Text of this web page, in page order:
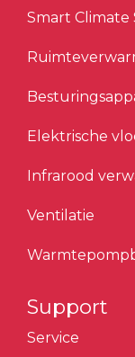
Smart Climate
Elektrische
Infrarood
Ventilatie
Support
Service